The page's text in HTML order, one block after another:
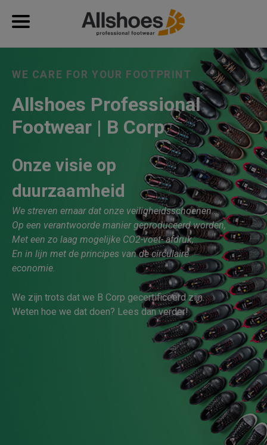
WE CARE FOR YOUR FOOTPRINT
Allshoes Professional
Footwear | B Corp
Onze visie op
duurzaamheid
We streven ernaar dat onze veiligheidsschoenen...
Op een verantwoorde manier geproduceerd worden,
Met een zo laag mogelijke CO2-voet- afdruk,
En in lijn met de principes van de circulaire
economie.
We zijn trots dat we B Corp gecertificeerd zijn.
Weten hoe we dat doen? Lees dan verder!